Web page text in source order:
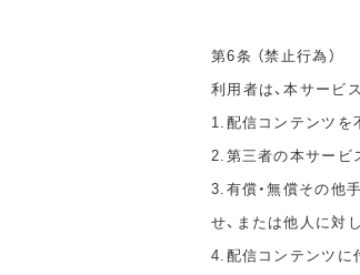
第6条 （禁止行為）
利用者は、本サービ
1.配信コンテンツを
2.第三者の本サービ
3.有償・無償その他
せ、または他人に対
4.配信コンテンツに